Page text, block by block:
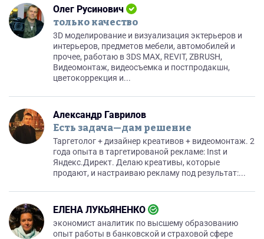
Олег Русинович
только качество
3D моделирование и визуализация эктерьеров и
интерьеров, предметов мебели, автомобилей и
прочее, работаю в 3DS MAX, REVIT, ZBRUSH,
Видеомонтаж, видеосъемка и постпродакшн,
цветокоррекция и...
Александр Гаврилов
Есть задача—дам решение
Таргетолог + дизайнер креативов + видеомонтаж. 2
года опыта в таргетированой рекламе: Inst и
Яндекс.Директ. Делаю креативы, которые
продают, и настраиваю рекламу под результат:...
ЕЛЕНА ЛУКЬЯНЕНКО
экономист аналитик по высшему образованию
опыт работы в банковской и страховой сфере